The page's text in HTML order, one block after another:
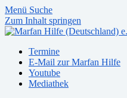
Menü Suche
Zum Inhalt springen
Termine
E-Mail zur Marfan Hilfe
Youtube
Mediathek